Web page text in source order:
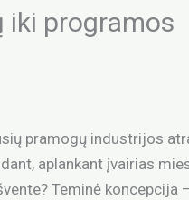
iki programos
pramogų industrijos
aplankant įvairias
Teminė koncepcija